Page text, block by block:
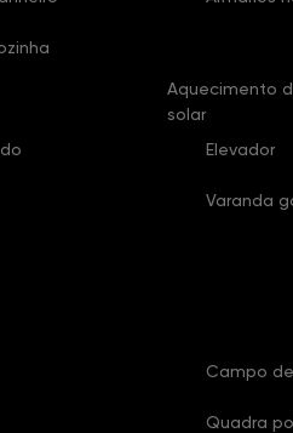
Aquecimento
solar
Elevador
Varanda
Campo
Quadra